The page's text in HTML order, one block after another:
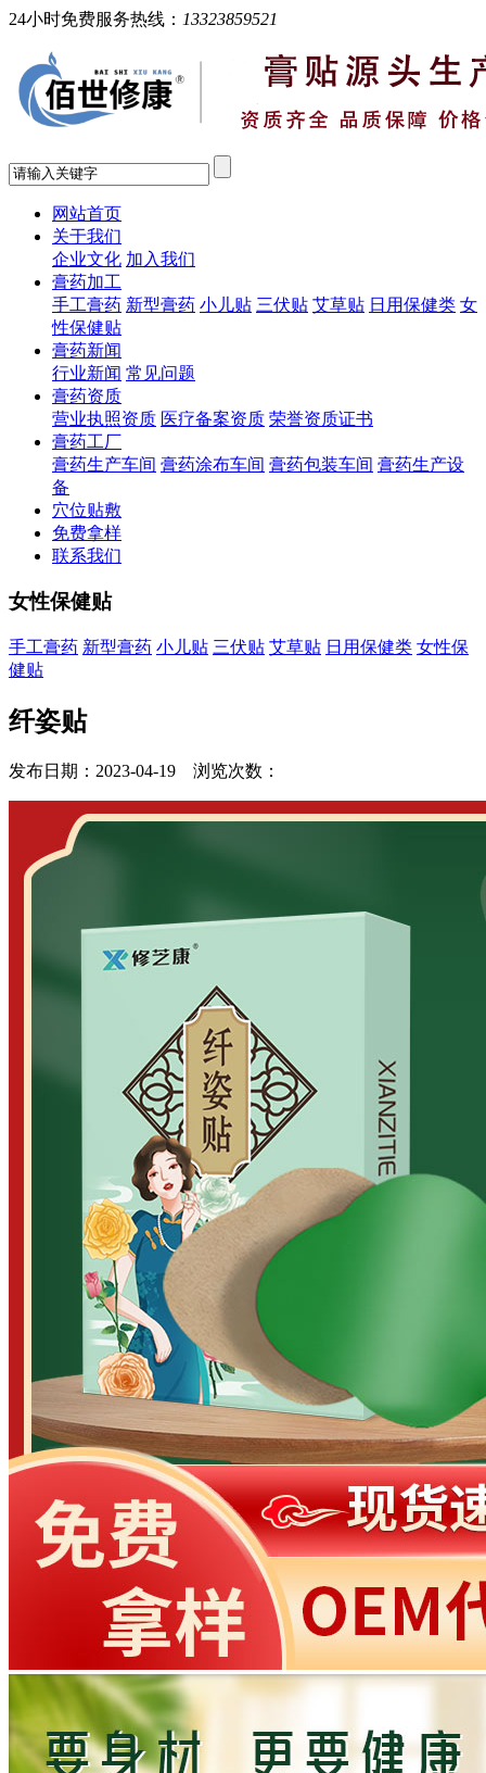
24小时免费服务热线： 13323859521
网站首页
关于我们
企业文化 加入我们
膏药加工
手工膏药 新型膏药 小儿贴 三伏贴 艾草贴 日用保健类 女
性保健贴
膏药新闻
行业新闻 常见问题
膏药资质
营业执照资质 医疗备案资质 荣誉资质证书
膏药工厂
膏药生产车间 膏药涂布车间 膏药包装车间 膏药生产设
备
穴位贴敷
免费拿样
联系我们
女性保健贴
手工膏药 新型膏药 小儿贴 三伏贴 艾草贴 日用保健类 女性保
健贴
纤姿贴
发布日期：2023-04-19 浏览次数：